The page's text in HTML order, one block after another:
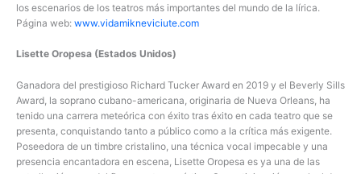
los escenarios de los teatros más importantes del mundo de la lírica.
Página web: www.vidamikneviciute.com
Lisette Oropesa (Estados Unidos)
Ganadora del prestigioso Richard Tucker Award en 2019 y el Beverly Sills
Award, la soprano cubano-americana, originaria de Nueva Orleans, ha
tenido una carrera meteórica con éxito tras éxito en cada teatro que se
presenta, conquistando tanto a público como a la crítica más exigente.
Poseedora de un timbre cristalino, una técnica vocal impecable y una
presencia encantadora en escena, Lisette Oropesa es ya una de las